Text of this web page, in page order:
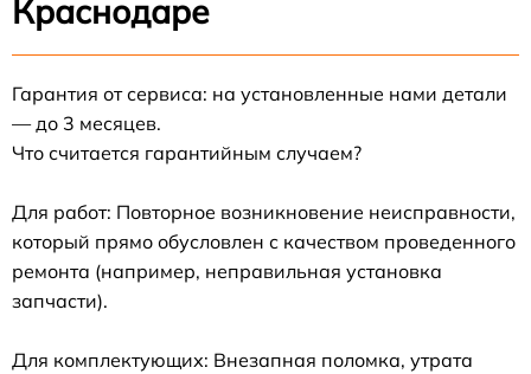
Краснодаре
Гарантия от сервиса: на установленные нами детали
— до 3 месяцев.
Что считается гарантийным случаем?
Для работ: Повторное возникновение неисправности,
который прямо обусловлен с качеством проведенного
ремонта (например, неправильная установка
запчасти).
Для комплектующих: Внезапная поломка, утрата